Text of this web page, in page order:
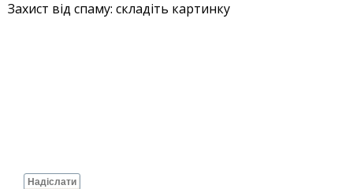
Захист від спаму: складіть картинку
Надіслати